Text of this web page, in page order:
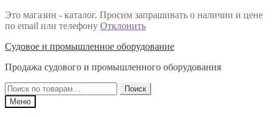
Это магазин - каталог. Просим запрашивать о наличии и цене
по email или телефону Отклонить
Перейти
навигации
Перейти
содержимому
Судовое и промышленное оборудование
Продажа судового и промышленного оборудования
Искать:
Поиск
Меню